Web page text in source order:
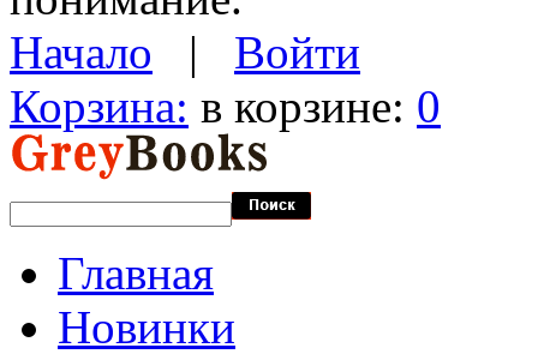
Начало | Войти
Корзина: в корзине: 0
Главная
Новинки